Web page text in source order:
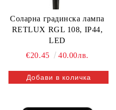
Соларна градинска лампа
RETLUX RGL 108, IP44,
LED
€20.45
40.00лв.